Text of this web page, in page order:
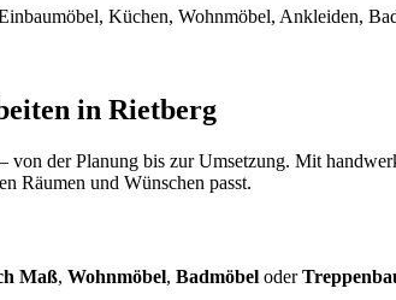
Küchen, Wohnmöbel, Ankleiden,
in Rietberg
der Planung bis zur Umsetzung. Mit
Räumen und Wünschen passt.
Maß, Wohnmöbel, Badmöbel oder